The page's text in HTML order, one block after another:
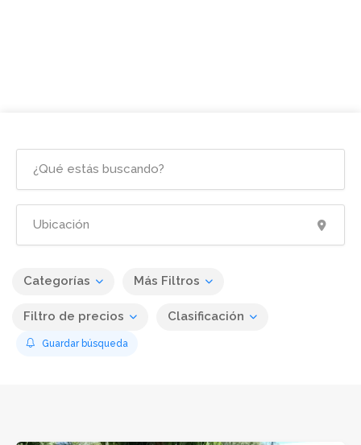
Categorías Más Filtros
Filtro de precios Clasificación
Guardar búsqueda